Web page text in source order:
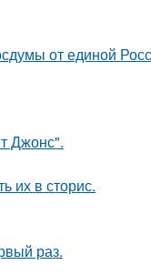
от единой
Джонс".
их в сторис.
раз.